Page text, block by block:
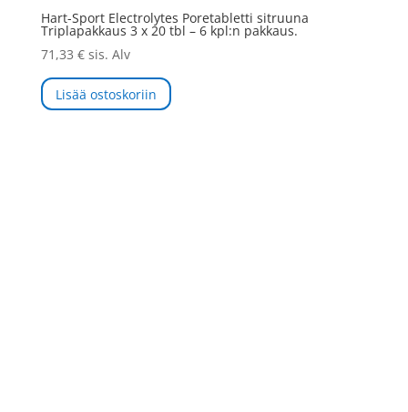
Hart-Sport Electrolytes Poretabletti sitruuna
Triplapakkaus 3 x 20 tbl – 6 kpl:n pakkaus.
71,33 € sis. Alv
Lisää ostoskoriin